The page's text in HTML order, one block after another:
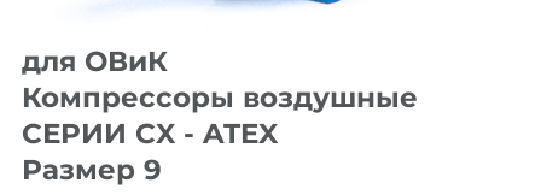
для ОВиК
Компрессоры воздушные
СЕРИИ CX - ATEX
Размер 9